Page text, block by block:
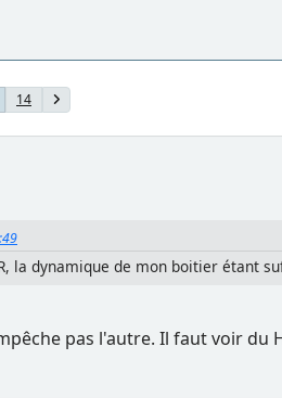
14
la dynamique de mon boitier étant
pas l'autre. Il faut voir